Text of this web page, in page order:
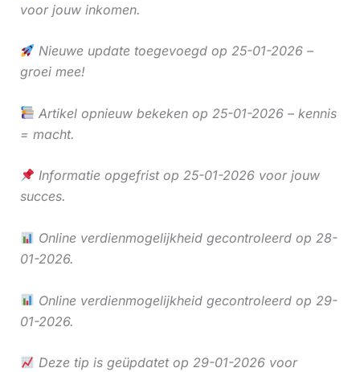
voor jouw inkomen.
Nieuwe update toegevoegd op 25-01-2026 –
groei mee!
Artikel opnieuw bekeken op 25-01-2026 – kennis
= macht.
Informatie opgefrist op 25-01-2026 voor jouw
succes.
Online verdienmogelijkheid gecontroleerd op 28-
01-2026.
Online verdienmogelijkheid gecontroleerd op 29-
01-2026.
Deze tip is geüpdatet op 29-01-2026 voor